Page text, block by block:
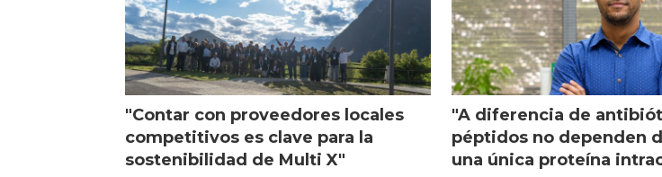
"Contar con proveedores locales
competitivos es clave para la
sostenibilidad de Multi X"
"A diferencia de
péptidos no dependen
una única proteína